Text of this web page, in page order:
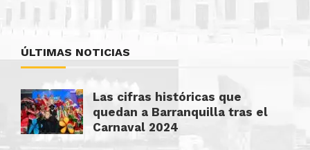
ÚLTIMAS NOTICIAS
Las cifras históricas que
quedan a Barranquilla tras el
Carnaval 2024